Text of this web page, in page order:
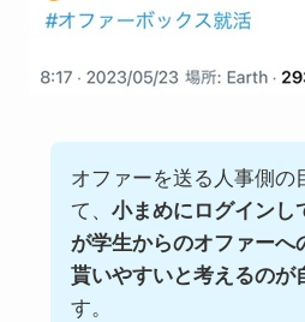
オファーを送る人事側の
て、 小まめにログインし
が学生からのオファーへ
貰いやすいと考えるのが
す。